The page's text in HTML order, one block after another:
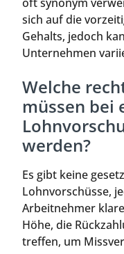
sich auf die
Gehalts, jedoch
Unternehmen
Welche
müssen bei
werden?
Es gibt keine
Lohnvorschüsse,
Arbeitnehmer
Höhe, die
treffen, um